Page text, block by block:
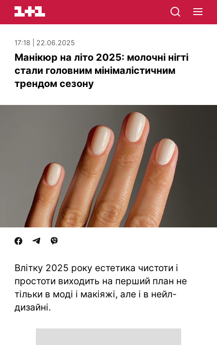
17:18 | 22.06.2025
Манікюр на літо 2025: молочні нігті
стали головним мінімалістичним
трендом сезону
Влітку 2025 року естетика чистоти і
простоти виходить на перший план не
тільки в моді і макіяжі, але і в нейл-
дизайні.